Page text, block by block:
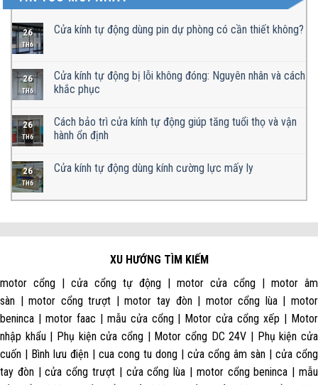
26
TH6
Cửa kính tự động dùng pin dự phòng có cần thiết không?
26
TH6
Cửa kính tự động bị lỗi không đóng: Nguyên nhân và cách
khắc phục
26
TH6
Cách bảo trì cửa kính tự động giúp tăng tuổi thọ và vận
hành ổn định
26
TH6
Cửa kính tự động dùng kính cường lực mấy ly
XU HƯỚNG TÌM KIẾM
motor cổng | cửa cổng tự động | motor cửa cổng | motor âm
sàn | motor cổng trượt | motor tay đòn | motor cổng lùa | motor
beninca | motor faac | mẫu cửa cổng | Motor cửa cổng xếp | Motor
nhập khẩu | Phụ kiện cửa cổng | Motor cổng DC 24V | Phụ kiện cửa
cuốn | Bình lưu điện | cua cong tu dong | cửa cổng âm sàn | cửa cổng
tay đòn | cửa cổng trượt | cửa cổng lùa | motor cổng beninca | mẫu